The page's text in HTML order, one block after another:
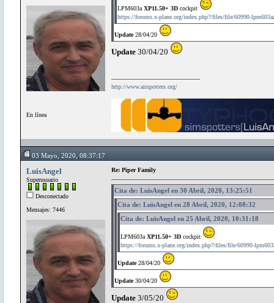
En línea
LPM603a XP11.50+ 3D cockpit
https://forums.x-plane.org/index.php?/files/file/60990-
Update28/04/20
Update 30/04/20
http://www.airspotters.org/
03 Mayo, 2020, 08:37:17
LuisAngel
Superusuario
Desconectado
Mensajes: 7446
Re: Piper Family
Cita de: LuisAngel en 30 Abril, 2020, 13:25:51
Cita de: LuisAngel en 28 Abril, 2020, 12:08:32
Cita de: LuisAngel en 25 Abril, 2020, 10:31:18
LPM603a XP11.50+ 3D cockpit
https://forums.x-plane.org/index.php?/files/file/60990-
Update28/04/20
Update30/04/20
Update 3/05/20